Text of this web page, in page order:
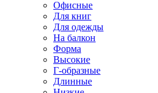
Офисные
Для книг
Для одежды
На балкон
Форма
Высокие
Г-образные
Длинные